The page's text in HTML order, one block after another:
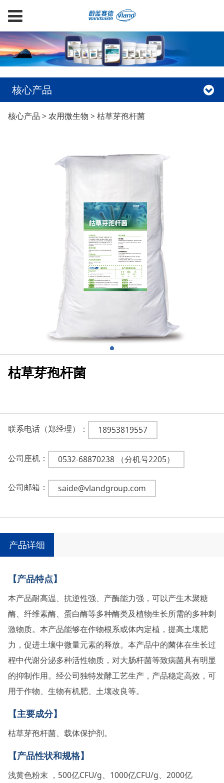
核心产品
枯草芽孢杆菌
核心产品 >农用微生物 >枯草芽孢杆菌
枯草芽孢杆菌
联系电话（郑经理）： 18953819557
公司座机： 0532-68870238 （分机号2205）
公司邮箱： saide@vlandgroup.com
产品详细
【产品特点】
本产品耐高温、抗逆性强、产酶能力强，可以产生木聚糖
酶、纤维素酶、蛋白酶等多种酶类及植物生长所需的多种刺
激物质。本产品能够在作物根系或体内定植，提高土壤肥
力，促进土壤中微量元素的释放。本产品中的菌体在生长过
程中代谢分泌多种活性物质，对大肠杆菌等致病菌具有明显
的抑制作用。经公司独特发酵工艺生产，产品稳定高效，可
用于作物、生物有机肥、土壤改良等。
【主要成分】
枯草芽孢杆菌、载体保护剂。
【产品性状和规格】
浅黄色粉末 ， 500亿CFU/g、1000亿CFU/g、2000亿